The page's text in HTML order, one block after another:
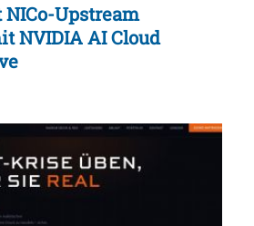
Upstream
NVIDIA AI Cloud